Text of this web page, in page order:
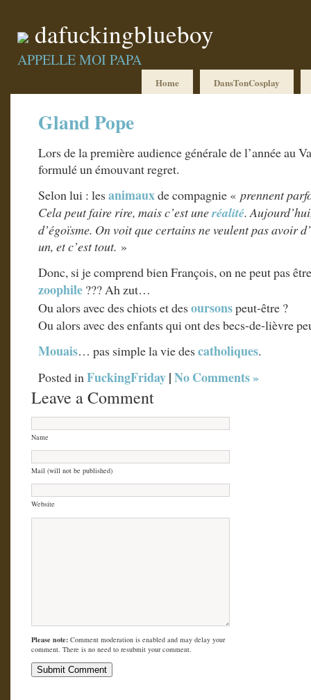
dafuckingblueboy
APPELLE MOI PAPA
Home DansTonCosplay
Gland Pope
Lors de la première audience générale de l’année au
formulé un émouvant regret.
Selon lui : lesanimauxde compagnie « prennent
Cela peut faire rire, mais c’est uneréalité.
d’égoïsme. On voit que certains ne veulent pas avoir
un, et c’est tout. »
Donc, si je comprend bien François, on ne peut pas
zoophile ??? Ah zut…
Ou alors avec des chiots et desoursonspeut-être ?
Ou alors avec des enfants qui ont des becs-de-lièvre
Mouais… pas simple la vie descatholiques.
Posted inFuckingFriday|No Comments »
Leave a Comment
Name
Mail (will not be published)
Website
Please note: Comment moderation is enabled and may delay your
comment. There is no need to resubmit your comment.